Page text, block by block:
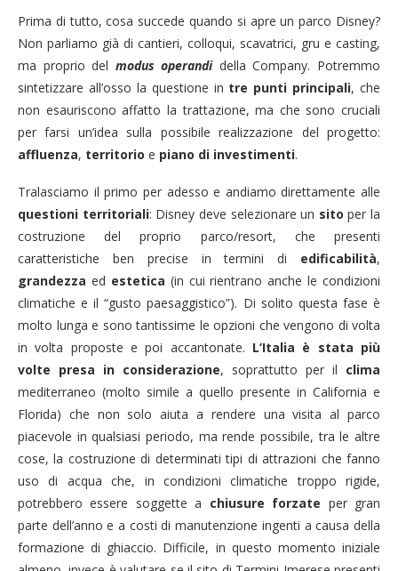
Prima di tutto, cosa succede quando si apre un parco Disney?
Non parliamo già di cantieri, colloqui, scavatrici, gru e casting,
ma proprio del modus operandidella Company. Potremmo
sintetizzare all’osso la questione in tre punti principali, che
non esauriscono affatto la trattazione, ma che sono cruciali
per farsi un’idea sulla possibile realizzazione del progetto:
affluenza, territorio e piano di investimenti.
Tralasciamo il primo per adesso e andiamo direttamente alle
questioni territoriali: Disney deve selezionare un sito per la
costruzione del proprio parco/resort, che presenti
caratteristiche ben precise in termini di edificabilità,
grandezza ed estetica (in cui rientrano anche le condizioni
climatiche e il “gusto paesaggistico”). Di solito questa fase è
molto lunga e sono tantissime le opzioni che vengono di volta
in volta proposte e poi accantonate. L’Italia è stata più
volte presa in considerazione, soprattutto per il clima
mediterraneo (molto simile a quello presente in California e
Florida) che non solo aiuta a rendere una visita al parco
piacevole in qualsiasi periodo, ma rende possibile, tra le altre
cose, la costruzione di determinati tipi di attrazioni che fanno
uso di acqua che, in condizioni climatiche troppo rigide,
potrebbero essere soggette a chiusure forzate per gran
parte dell’anno e a costi di manutenzione ingenti a causa della
formazione di ghiaccio. Difficile, in questo momento iniziale